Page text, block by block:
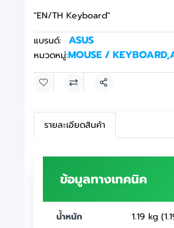
"EN/TH Keyboard"
แบรนด์:
ASUS
หมวดหมู่:MOUSE / KEYBOARD,
แชร์
รายละเอียดสินค้า
ข้อมูลทางเทคนิค
น้ำหนัก 1.19 kg